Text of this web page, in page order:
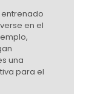
en el
una
para el